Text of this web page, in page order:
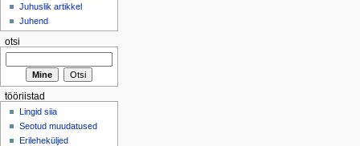
Juhuslik artikkel
Juhend
otsi
tööriistad
Lingid siia
Seotud muudatused
Erileheküljed